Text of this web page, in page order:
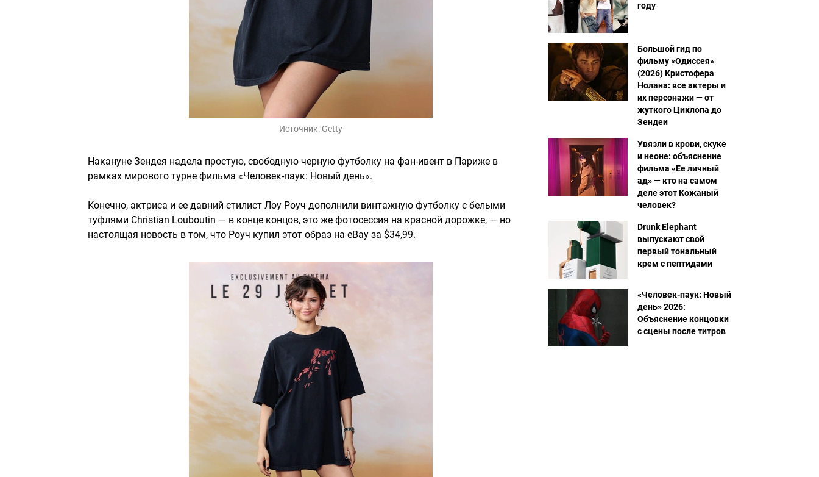
Источник: Getty
Накануне Зендея надела простую, свободную черную футболку на фан-ивент в Париже в
рамках мирового турне фильма «Человек-паук: Новый день».
Конечно, актриса и ее давний стилист Лоу Роуч дополнили винтажную футболку с белыми
туфлями Christian Louboutin — в конце концов, это же фотосессия на красной дорожке, — но
настоящая новость в том, что Роуч купил этот образ на eBay за $34,99.
году
Большой гид по
фильму «Одиссея»
(2026) Кристофера
Нолана: все актеры и
их персонажи — от
жуткого Циклопа до
Зендеи
Увязли в крови, скуке
и неоне: объяснение
фильма «Ее личный
ад» — кто на самом
деле этот Кожаный
человек?
Drunk Elephant
выпускают свой
первый тональный
крем с пептидами
«Человек-паук: Новый
день» 2026:
Объяснение концовки
с сцены после титров